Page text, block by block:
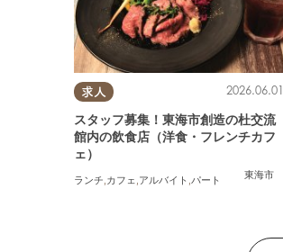
求人
東海市
2026.06.01
スタッフ募集！東海市創造の杜交流
館内の飲食店（洋食・フレンチカフ
ェ）
ランチ,カフェ,アルバイト ,パート